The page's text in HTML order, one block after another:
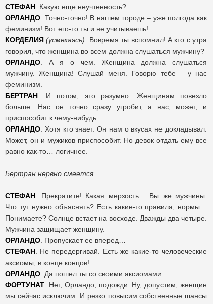
СТЕФАН . Какую еще неучтенность?
ОРЛАНДО . Точно-точно! В нашем городе – уже полгода как
феминизм! Вот его-то ты и не учитываешь!
КОРДЕЛИЯ (усмехаясь) . Вовремя ты вспомнил! А кто с утра
говорил, что женщина во всем должна слушаться мужчину?
ОРЛАНДО . А я о чем. Женщина должна слушаться
мужчину. Женщина! Слушай меня. Говорю тебе – у нас
феминизм.
БЕРТРАН . И потом, это разумно. Женщинам повезло
больше. Нас он точно сразу угробит, а вас, может, и
приспособит к чему-нибудь.
ОРЛАНДО . Хотя кто знает. Он нам о вкусах не докладывал.
Может, он и мужиков приспособит. Но девок отдать ему все
равно как-то… логичнее.
Бертран нервно смеется.
СТЕФАН . Прекратите! Какая мерзость… Вы же мужчины.
Что тут нужно объяснять? Есть какие-то правила, нормы…
Понимаете? Солнце встает на восходе. Дважды два четыре.
Мужчина защищает женщину.
ОРЛАНДО . Пропускает ее вперед…
СТЕФАН . Не передергивай. Есть же какие-то человеческие
аксиомы, в конце концов!
ОРЛАНДО . Да пошел ты со своими аксиомами…
ФОРТУНАТ . Нет, Орландо, подожди. Ну, допустим, женщин
мы сейчас исключим. И резко повысим собственные шансы